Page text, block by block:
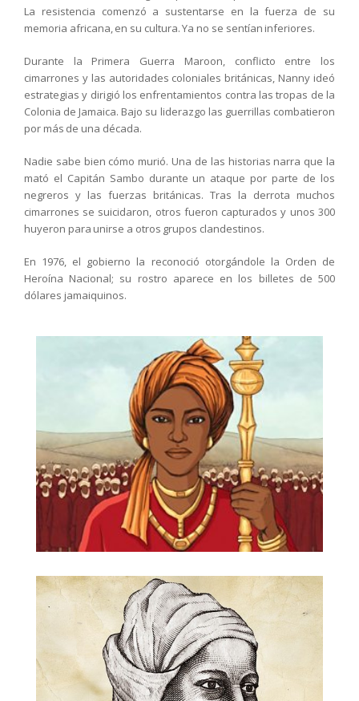
La resistencia comenzó a sustentarse en la fuerza de su
memoria africana, en su cultura. Ya no se sentían inferiores.
Durante la Primera Guerra Maroon, conflicto entre los
cimarrones y las autoridades coloniales británicas, Nanny ideó
estrategias y dirigió los enfrentamientos contra las tropas de la
Colonia de Jamaica. Bajo su liderazgo las guerrillas combatieron
por más de una década.
Nadie sabe bien cómo murió. Una de las historias narra que la
mató el Capitán Sambo durante un ataque por parte de los
negreros y las fuerzas británicas. Tras la derrota muchos
cimarrones se suicidaron, otros fueron capturados y unos 300
huyeron para unirse a otros grupos clandestinos.
En 1976, el gobierno la reconoció otorgándole la Orden de
Heroína Nacional; su rostro aparece en los billetes de 500
dólares jamaiquinos.